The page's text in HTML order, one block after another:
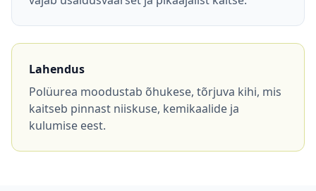
Lahendus
Polüurea moodustab õhukese, tõrjuva kihi, mis
kaitseb pinnast niiskuse, kemikaalide ja
kulumise eest.